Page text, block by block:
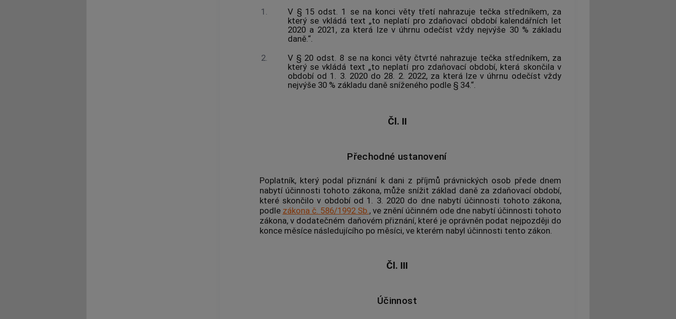
1.
V § 15 odst. 1 se na konci věty třetí nahrazuje tečka středníkem, za
který se vkládá text „to neplatí pro zdaňovací období kalendářních let
2020 a 2021, za která lze v úhrnu odečíst vždy nejvýše 30 % základu
daně.“.
2.
V § 20 odst. 8 se na konci věty čtvrté nahrazuje tečka středníkem, za
který se vkládá text „to neplatí pro zdaňovací období, která skončila v
období od 1. 3. 2020 do 28. 2. 2022, za která lze v úhrnu odečíst vždy
nejvýše 30 % základu daně sníženého podle § 34.“.
Čl. II
Přechodné ustanovení
Poplatník, který podal přiznání k dani z příjmů právnických osob přede dnem
nabytí účinnosti tohoto zákona, může snížit základ daně za zdaňovací období,
které skončilo v období od 1. 3. 2020 do dne nabytí účinnosti tohoto zákona,
podle zákona č. 586/1992 Sb., ve znění účinném ode dne nabytí účinnosti tohoto
zákona, v dodatečném daňovém přiznání, které je oprávněn podat nejpozději do
konce měsíce následujícího po měsíci, ve kterém nabyl účinnosti tento zákon.
Čl. III
Účinnost